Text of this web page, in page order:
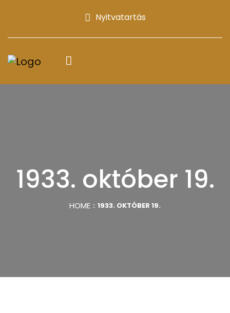
Nyitvatartás
1933. október 19.
HOME 1933. OKTÓBER 19.